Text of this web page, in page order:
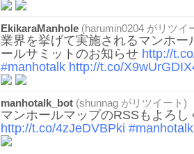
EkikaraManhole (harumin0204 がリツイ
業界を挙げて実施されるマンホー
ールサミットのお知らせ http://
#manhotalk http://t.co/
manhotalk_bot (shunnag がリツイート)
マンホールマップのRSSもよろ
http://t.co/4zJeDVBPki #manhotalk